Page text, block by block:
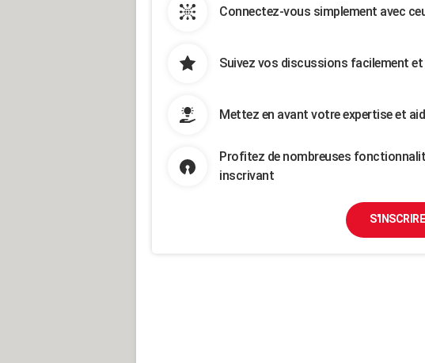
Connectez-vous simplement avec
Suivez vos discussions facilement
Mettez en avant votre expertise et
Profitez de nombreuses
inscrivant
S'INSCRIRE